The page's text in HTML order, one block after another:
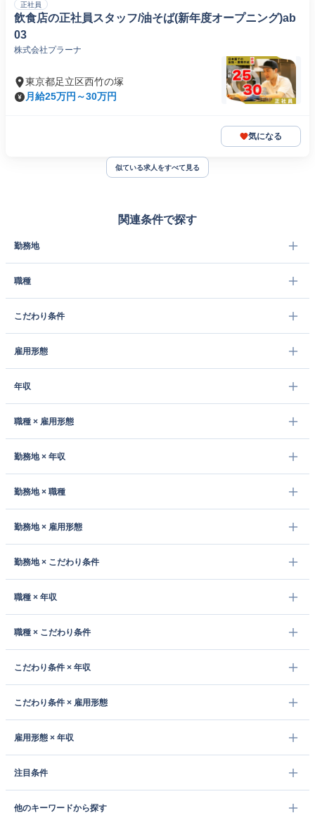
正社員
飲食店の正社員スタッフ/油そば(新年度オープニング)ab
03
株式会社プラーナ
東京都足立区西竹の塚
月給25万円～30万円
気になる
似ている求人をすべて見る
関連条件で探す
勤務地
職種
こだわり条件
雇用形態
年収
職種 × 雇用形態
勤務地 × 年収
勤務地 × 職種
勤務地 × 雇用形態
勤務地 × こだわり条件
職種 × 年収
職種 × こだわり条件
こだわり条件 × 年収
こだわり条件 × 雇用形態
雇用形態 × 年収
注目条件
他のキーワードから探す